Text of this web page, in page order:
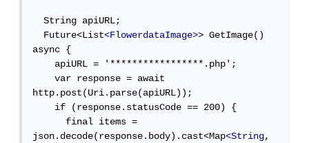
  String apiURL;
  Future<List
<FlowerdataImage>> GetImage()
async {
    apiURL = '*****************.php';
    var response = await
http.post(Uri.parse(apiURL));
    if (response.statusCode == 200) {
      final items =
json.decode(response.body).cast<Map<String